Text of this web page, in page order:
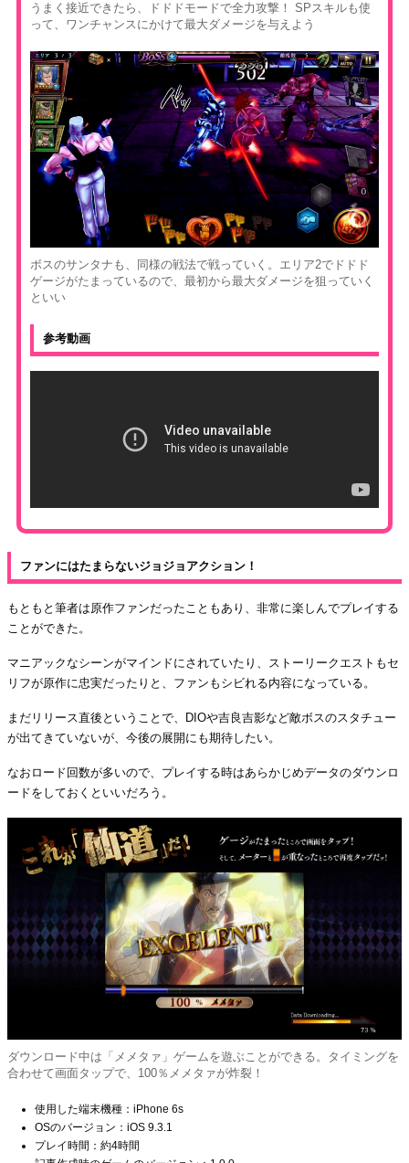
うまく接近できたら、ドドドモードで全力攻撃！ SPスキルも使
って、ワンチャンスにかけて最大ダメージを与えよう
ボスのサンタナも、同様の戦法で戦っていく。エリア2でドドド
ゲージがたまっているので、最初から最大ダメージを狙っていく
といい
参考動画
ファンにはたまらないジョジョアクション！
もともと筆者は原作ファンだったこともあり、非常に楽しんでプレイする
ことができた。
マニアックなシーンがマインドにされていたり、ストーリークエストもセ
リフが原作に忠実だったりと、ファンもシビれる内容になっている。
まだリリース直後ということで、DIOや吉良吉影など敵ボスのスタチュー
が出てきていないが、今後の展開にも期待したい。
なおロード回数が多いので、プレイする時はあらかじめデータのダウンロ
ードをしておくといいだろう。
ダウンロード中は「メメタァ」ゲームを遊ぶことができる。タイミングを
合わせて画面タップで、100％メメタァが炸裂！
使用した端末機種：iPhone 6s
OSのバージョン：iOS 9.3.1
プレイ時間：約4時間